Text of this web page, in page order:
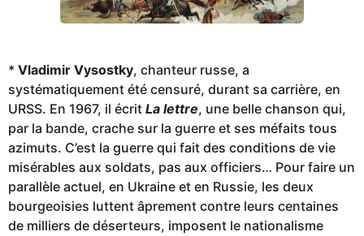
* Vladimir Vysostky, chanteur russe, a
systématiquement été censuré, durant sa carrière, en
URSS. En 1967, il écrit La lettre, une belle chanson qui,
par la bande, crache sur la guerre et ses méfaits tous
azimuts. C’est la guerre qui fait des conditions de vie
misérables aux soldats, pas aux officiers… Pour faire un
parallèle actuel, en Ukraine et en Russie, les deux
bourgeoisies luttent âprement contre leurs centaines
de milliers de déserteurs, imposent le nationalisme